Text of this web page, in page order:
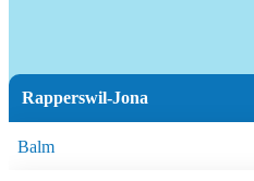
Rapperswil-Jona
Balm